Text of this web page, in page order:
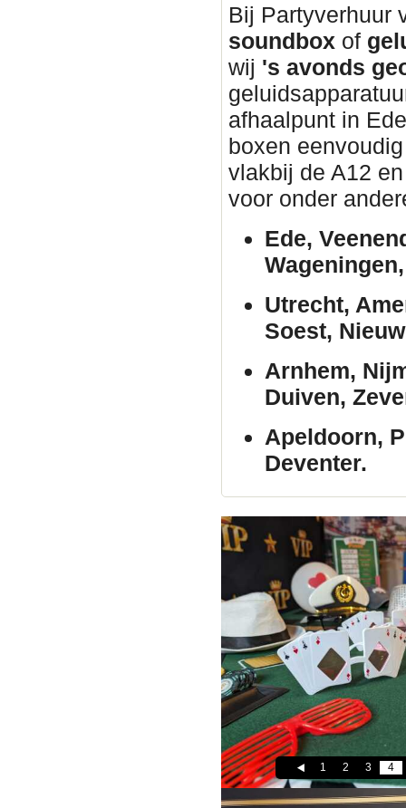
Bij Partyverhuur
soundbox of
wij 's avonds
afhaalpunt in
boxen
vlakbij de A12
voor onder
Ede,
Utrecht,
Soest,
Arnhem,
Duiven,
Apeldoorn,
Deventer.
1 2 3 4